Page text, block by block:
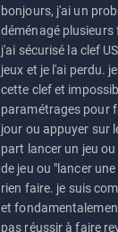
bonjours, j'ai un
déménagé plusieurs
j'ai sécurisé la clef
jeux et je l'ai perdu.
cette clef et
paramétrages pour
jour ou appuyer sur
part lancer un jeu
de jeu ou "lancer
rien faire. je suis
et
pas réussir à faire